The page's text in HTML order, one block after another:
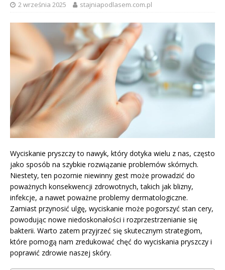
2 września 2025 stajniapodlasem.com.pl
Wyciskanie pryszczy to nawyk, który dotyka wielu z nas, często
jako sposób na szybkie rozwiązanie problemów skórnych.
Niestety, ten pozornie niewinny gest może prowadzić do
poważnych konsekwencji zdrowotnych, takich jak blizny,
infekcje, a nawet poważne problemy dermatologiczne.
Zamiast przynosić ulgę, wyciskanie może pogorszyć stan cery,
powodując nowe niedoskonałości i rozprzestrzenianie się
bakterii. Warto zatem przyjrzeć się skutecznym strategiom,
które pomogą nam zredukować chęć do wyciskania pryszczy i
poprawić zdrowie naszej skóry.